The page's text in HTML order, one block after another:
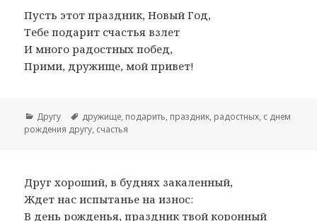
Пусть этот праздник, Новый Год,
Тебе подарит счастья взлет
И много радостных побед,
Прими, дружище, мой привет!
Рубрики
Другу Метки
дружище, подарить, праздник, радостных, с днем
рождения другу, счастья
Друг хороший, в буднях закаленный,
Ждет нас испытанье на износ:
В день рожденья, праздник твой коронный